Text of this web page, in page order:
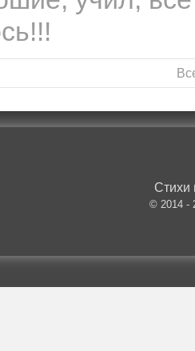
Стихи
© 2014 -